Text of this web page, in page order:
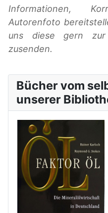
Informationen,
Autorenfoto
uns diese gern
zusenden.
Bücher vom
unserer